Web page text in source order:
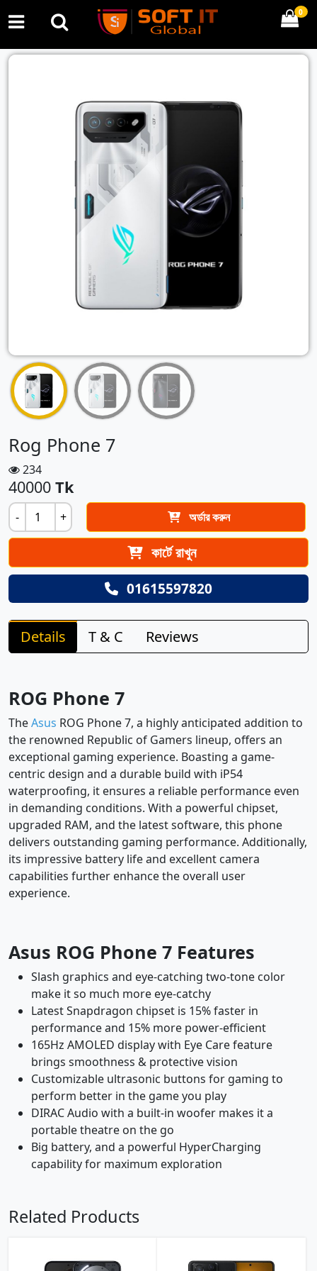
0
Previous
Rog Phone 7
234
40000 Tk
- + অর্ডার করুন
কার্টে রাখুন
01615597820
Details T & C Reviews
ROG Phone 7
TheAsus ROG Phone 7, a highly anticipated addition to
the renowned Republic of Gamers lineup, offers an
exceptional gaming experience. Boasting a game-
centric design and a durable build with iP54
waterproofing, it ensures a reliable performance even
in demanding conditions. With a powerful chipset,
upgraded RAM, and the latest software, this phone
delivers outstanding gaming performance. Additionally,
its impressive battery life and excellent camera
capabilities further enhance the overall user
experience.
Asus ROG Phone 7 Features
Slash graphics and eye-catching two-tone color
make it so much more eye-catchy
Latest Snapdragon chipset is 15% faster in
performance and 15% more power-efficient
165Hz AMOLED display with Eye Care feature
brings smoothness & protective vision
Customizable ultrasonic buttons for gaming to
perform better in the game you play
DIRAC Audio with a built-in woofer makes it a
portable theatre on the go
Big battery, and a powerful HyperCharging
capability for maximum exploration
Related Products